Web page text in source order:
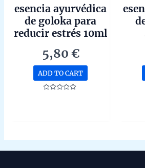
esencia ayurvédica
de goloka para
reducir estrés 10ml
5,80 €
ADD TO CART